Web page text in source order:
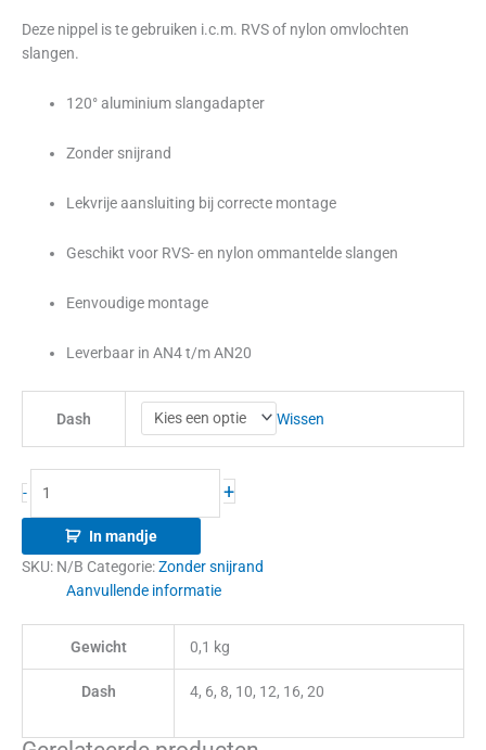
Deze nippel is te gebruiken i.c.m. RVS of nylon omvlochten
slangen.
120° aluminium slangadapter
Zonder snijrand
Lekvrije aansluiting bij correcte montage
Geschikt voor RVS- en nylon ommantelde slangen
Eenvoudige montage
Leverbaar in AN4 t/m AN20
Dash Wissen
- +
In mandje
SKU: N/B Categorie:Zonder snijrand
Aanvullende informatie
Gewicht 0,1 kg
Dash 4, 6, 8, 10, 12, 16, 20